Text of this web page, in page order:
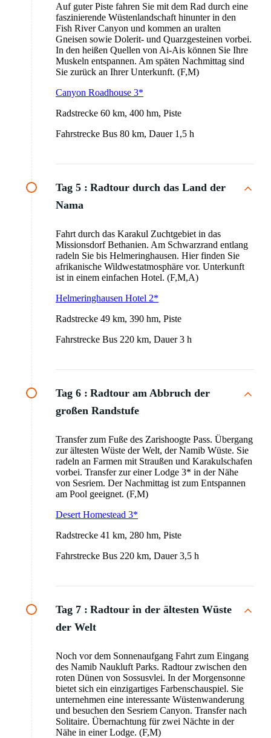
Auf guter Piste fahren Sie mit dem Rad durch eine
faszinierende Wüstenlandschaft hinunter in den
Fish River Canyon und kommen an uralten
Gneisen sowie Dolerit- und Quarzgesteinen vorbei.
In den heißen Quellen von Ai-Ais können Sie Ihre
Muskeln entspannen. Am späten Nachmittag sind
Sie zurück an Ihrer Unterkunft. (F,M)
Canyon Roadhouse 3*
Radstrecke 60 km, 400 hm, Piste
Fahrstrecke Bus 80 km, Dauer 1,5 h
Tag 5 : Radtour durch das Land der
Nama
Fahrt durch das Karakul Zuchtgebiet in das
Missionsdorf Bethanien. Am Schwarzrand entlang
radeln Sie bis Helmeringhausen. Hier finden Sie
afrikanische Wildwestatmosphäre vor. Unterkunft
ist in einem einfachen Hotel. (F,M,A)
Helmeringhausen Hotel 2*
Radstrecke 49 km, 390 hm, Piste
Fahrstrecke Bus 220 km, Dauer 3 h
Tag 6 : Radtour am Abbruch der
großen Randstufe
Transfer zum Fuße des Zarishoogte Pass. Übergang
zur ältesten Wüste der Welt, der Namib Wüste. Sie
radeln an Farmen mit Straußen und Karakulschafen
vorbei. Transfer zur einer Lodge 3* in der Nähe
von Sesriem. Der Nachmittag ist zum Entspannen
am Pool geeignet. (F,M)
Desert Homestead 3*
Radstrecke 41 km, 280 hm, Piste
Fahrstrecke Bus 220 km, Dauer 3,5 h
Tag 7 : Radtour in der ältesten Wüste
der Welt
Noch vor dem Sonnenaufgang Fahrt zum Eingang
des Namib Naukluft Parks. Radtour zwischen den
roten Dünen von Sossusvlei. In der Morgensonne
bietet sich ein einzigartiges Farbenschauspiel. Sie
unternehmen eine interessante Wüstenwanderung
und besuchen den Sesriem Canyon. Transfer nach
Solitaire. Übernachtung für zwei Nächte in der
Nähe in einer Lodge. (F,M)